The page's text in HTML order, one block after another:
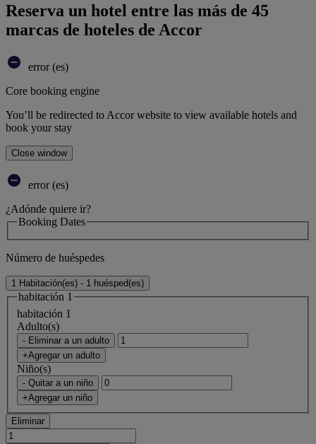
Reserva un hotel entre las más de 45
marcas de hoteles de Accor
error (es)
Core booking engine
You’ll be redirected to Accor website to view available hotels and
book your stay
Close window
error (es)
¿Adónde quiere ir?
Booking Dates
Número de huéspedes
1 Habitación(es) - 1 huésped(es)
habitación 1
habitación 1
Adulto(s)
- Eliminar a un adulto
+Agregar un adulto
Niño(s)
- Quitar a un niño
+Agregar un niño
Eliminar